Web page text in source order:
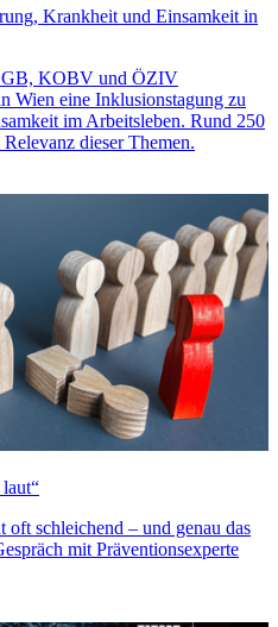
Krankheit und Einsamkeit in
KOBV und ÖZIV
Wien eine Inklusionstagung zu
im Arbeitsleben. Rund 250
dieser Themen.
schleichend – und genau das
mit Präventionsexperte